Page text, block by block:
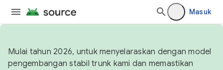
Masuk
Mulai tahun 2026, untuk menyelaraskan dengan model
pengembangan stabil trunk kami dan memastikan